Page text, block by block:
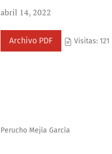
abril 14, 2022
Archivo PDF Visitas: 121
Perucho Mejía García